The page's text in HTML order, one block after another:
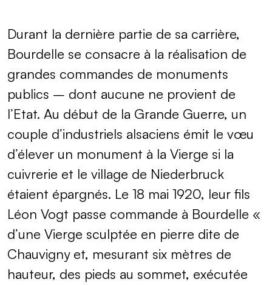
Durant la dernière partie de sa carrière,
Bourdelle se consacre à la réalisation de
grandes commandes de monuments
publics – dont aucune ne provient de
l’Etat. Au début de la Grande Guerre, un
couple d’industriels alsaciens émit le vœu
d’élever un monument à la Vierge si la
cuivrerie et le village de Niederbruck
étaient épargnés. Le 18 mai 1920, leur fils
Léon Vogt passe commande à Bourdelle «
d’une Vierge sculptée en pierre dite de
Chauvigny et, mesurant six mètres de
hauteur, des pieds au sommet, exécutée